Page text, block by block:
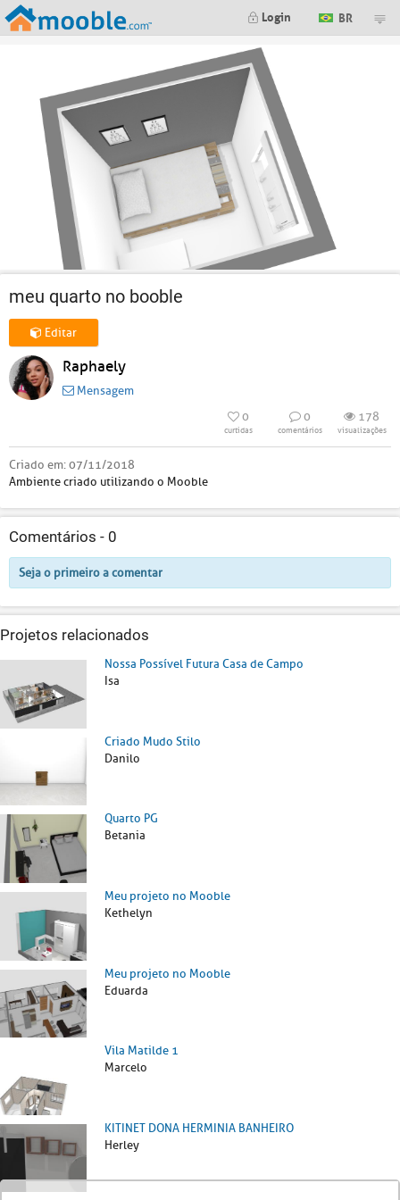
Login BR
meu quarto no booble
Editar
Raphaely
Mensagem
0
curtidas
0
comentários
178
visualizações
Criado em:07/11/2018
Ambiente criado utilizando o Mooble
Comentários - 0
Seja o primeiro a comentar
Projetos relacionados
Nossa Possível Futura Casa de Campo
Isa
Criado Mudo Stilo
Danilo
Quarto PG
Betania
Meu projeto no Mooble
Kethelyn
Meu projeto no Mooble
Eduarda
Vila Matilde 1
Marcelo
KITINET DONA HERMINIA BANHEIRO
Herley